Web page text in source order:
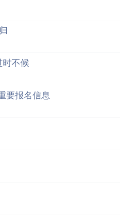
时不候
要报名信息